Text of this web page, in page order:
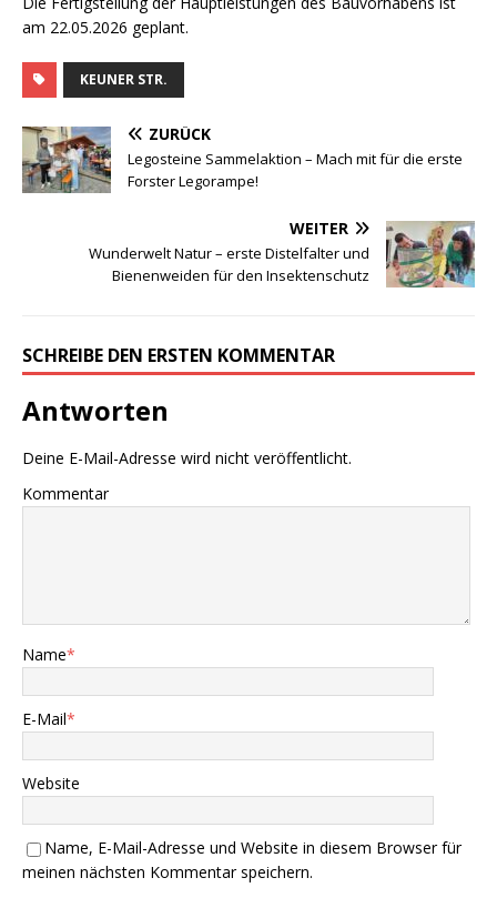
am 22.05.2026 geplant.
KEUNER STR.
ZURÜCK
Legosteine Sammelaktion – Mach mit für die erste
Forster Legorampe!
WEITER
Wunderwelt Natur – erste Distelfalter und
Bienenweiden für den Insektenschutz
SCHREIBE DEN ERSTEN KOMMENTAR
Antworten
Deine E-Mail-Adresse wird nicht veröffentlicht.
Kommentar
Name*
E-Mail*
Website
Name, E-Mail-Adresse und Website in diesem Browser für
meinen nächsten Kommentar speichern.